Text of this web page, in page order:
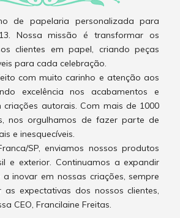
de papelaria personalizada para
Nossa missão é transformar os
clientes em papel, criando peças
para cada celebração.
com muito carinho e atenção aos
excelência nos acabamentos e
criações autorais. Com mais de 1000
nos orgulhamos de fazer parte de
e inesquecíveis.
SP, enviamos nossos produtos
e exterior. Continuamos a expandir
inovar em nossas criações, sempre
as expectativas dos nossos clientes,
CEO, Francilaine Freitas.